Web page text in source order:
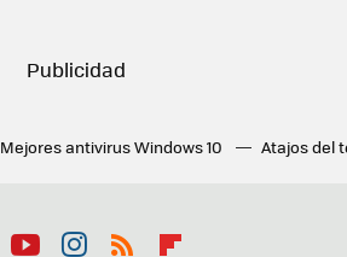
Mejores antivirus Windows 10 Atajos del